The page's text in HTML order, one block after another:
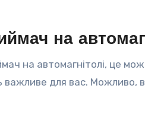
на
на автомагнітолі, це
важливе для вас. Можливо,